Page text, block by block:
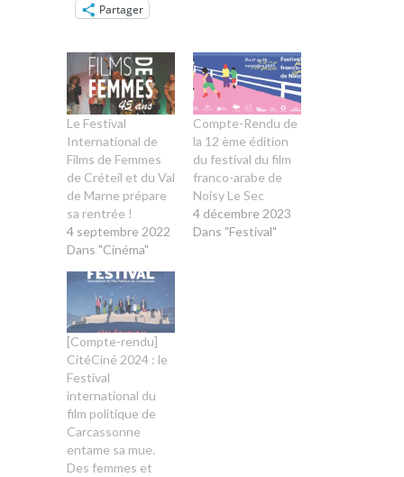
Partager
Le Festival
International de
Films de Femmes
de Créteil et du Val
de Marne prépare
sa rentrée !
4 septembre 2022
Dans "Cinéma"
Compte-Rendu de
la 12 ème édition
du festival du film
franco-arabe de
Noisy Le Sec
4 décembre 2023
Dans "Festival"
[Compte-rendu]
CitéCiné 2024 : le
Festival
international du
film politique de
Carcassonne
entame sa mue.
Des femmes et